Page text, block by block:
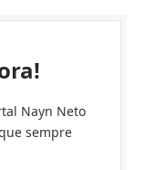
Nayn Neto
sempre